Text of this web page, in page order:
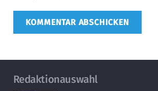
KOMMENTAR ABSCHICKEN
Redaktionauswahl